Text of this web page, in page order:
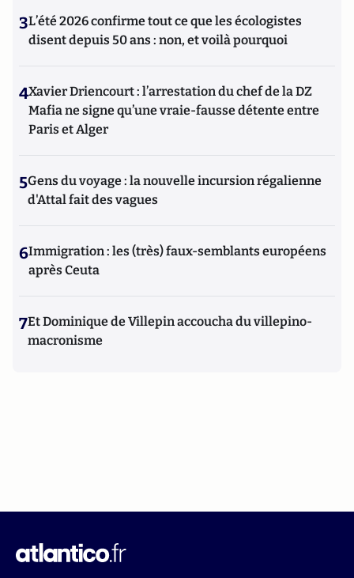
3L’été 2026 confirme tout ce que les écologistes
disent depuis 50 ans : non, et voilà pourquoi
4Xavier Driencourt : l’arrestation du chef de la DZ
Mafia ne signe qu’une vraie-fausse détente entre
Paris et Alger
5Gens du voyage : la nouvelle incursion régalienne
d'Attal fait des vagues
6Immigration : les (très) faux-semblants européens
après Ceuta
7Et Dominique de Villepin accoucha du villepino-
macronisme